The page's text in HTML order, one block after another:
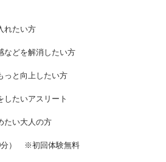
れたい方
などを解消したい方
っと向上したい方
したいアスリート
たい大人の方
分） ※初回体験無料